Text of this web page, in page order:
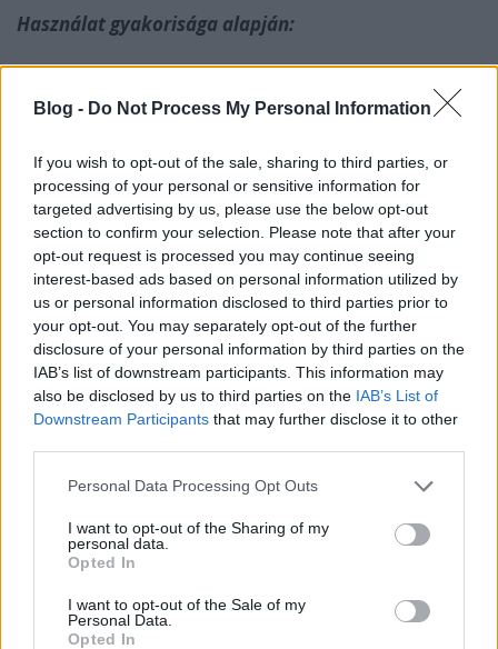
Blog - Do Not Process My Personal Information
If you wish to opt-out of the sale, sharing to third parties, or
processing of your personal or sensitive information for
targeted advertising by us, please use the below opt-out
section to confirm your selection. Please note that after your
opt-out request is processed you may continue seeing
interest-based ads based on personal information utilized by
us or personal information disclosed to third parties prior to
your opt-out. You may separately opt-out of the further
disclosure of your personal information by third parties on the
IAB’s list of downstream participants. This information may
also be disclosed by us to third parties on the IAB’s List of
Downstream Participants that may further disclose it to other
Please note that this website/app uses one or more Google
not limited to your visit or usage behaviour. You may click to
grant or deny consent to Google and its third-party tags to
use your data for below specified purposes in below Google
consent section.
Personal Data Processing Opt Outs
I want to opt-out of the Sharing of my
personal data.
Opted In
I want to opt-out of the Sale of my
Personal Data.
Opted In
Használat gyakorisága alapján: